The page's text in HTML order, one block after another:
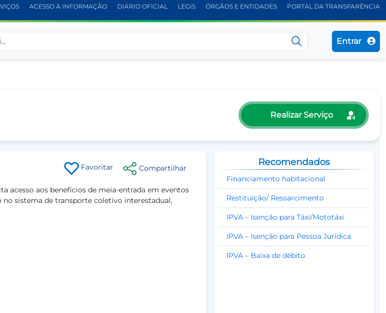
ACESSO À INFORMAÇÃO DIÁRIO OFICIAL LEGIS ÓRGÃOS E ENTIDADES PORTAL DA TRANSPARÊNCIA
Entrar
Realizar Serviço
Favoritar Compartilhar
acesso aos benefícios de meia-entrada em eventos
sistema de transporte coletivo interestadual,
Recomendados
Financiamento habitacional
Restituição/ Ressarcimento
IPVA – Isenção para Táxi/Mototáxi
IPVA – Isenção para Pessoa Jurídica
IPVA – Baixa de débito